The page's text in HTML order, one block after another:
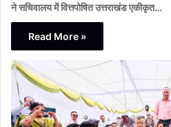
ने सचिवालय में वित्तपोषित उत्तराखंड एकीकृत…
Read More »